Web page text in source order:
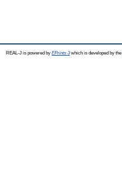
REAL-J is powered by EPrints 3which is developed by the